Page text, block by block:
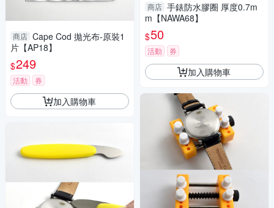
商店 Cape Cod 拋光布-原裝1
片【AP18】
$249
活動 券
加入購物車
商店 手錶防水膠圈 厚度0.7m
m【NAWA68】
$50
活動 券
加入購物車